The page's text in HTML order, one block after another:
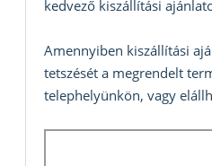
kedvező kiszállítási
Amennyiben kiszállítási
tetszését a megrendelt
telephelyünkön, vagy